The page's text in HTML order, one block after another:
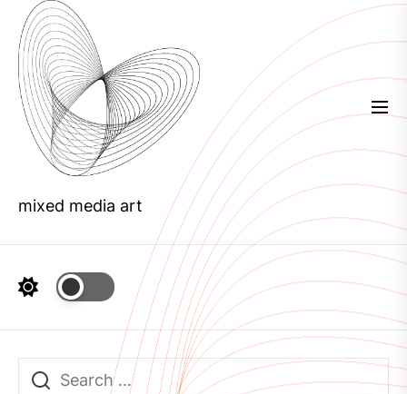
the
content
mixed media art